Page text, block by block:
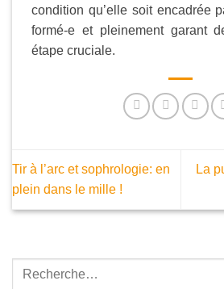
condition qu’elle soit encadrée
formé-e et pleinement garant
étape cruciale.
Tir à l’arc et sophrologie: en
plein dans le mille !
La